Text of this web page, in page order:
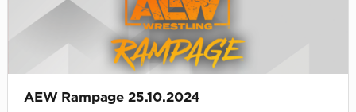
AEW Rampage 25.10.2024